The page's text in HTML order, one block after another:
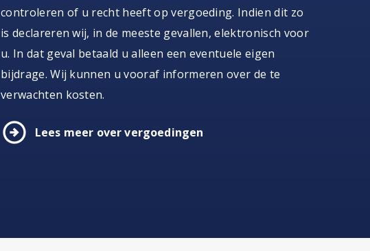
controleren of u recht heeft op vergoeding. Indien dit zo
is declareren wij, in de meeste gevallen, elektronisch voor
u. In dat geval betaald u alleen een eventuele eigen
bijdrage. Wij kunnen u vooraf informeren over de te
verwachten kosten.
arrow_circle_right Lees meer over vergoedingen